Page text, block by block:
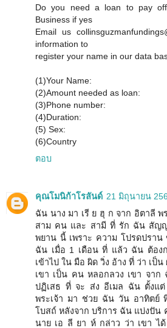
Do you need a loan to pay
Business if yes
Email us
information to
register your name in our data
(1)Your Name:
(2)Amount needed as loan:
(3)Phone number:
(4)Duration:
(5) Sex:
(6)Country
ตอบ
คุณโมนิก้าโรลันด์ 21 มิถุนายน
ฉัน นาง มา เรี ย ฮุ ก จาก อิตาลี พ
สาม คน และ สามี ที่ รัก ฉัน สัญ
พยาน นี้ เพราะ ความ โปรดปราน
ฉัน เมื่อ 1 เดือน ที่ แล้ว ฉัน ต้อง
เข้าไป ใน มือ ผิด วิ่ง อ้าง ที่ ว่า เป็
เขา เป็น คน หลอกลวง เขา จาก
ปฏิเสธ ที่ จะ ส่ง อีเมล ฉัน ตั้ง
พระเจ้า มา ช่วย ฉัน วัน อาทิตย์
โบสถ์ หลังจาก บริการ ฉัน แบ่งปัน
นาย เอ ลี ยา ห์ กล่าว ว่า เขา ไ